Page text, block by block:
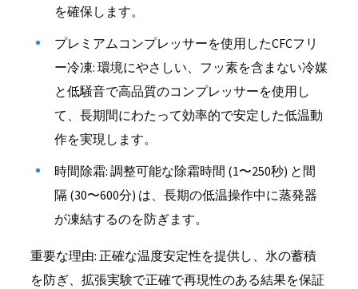
を確保します。
プレミアムコンプレッサーを使用したCFCフリ
ー冷凍: 環境にやさしい、フッ素を含まない冷媒
と低騒音で高品質のコンプレッサーを使用し
て、長期間にわたって効率的で安定した低温動
作を実現します。
時間除霜: 調整可能な除霜時間 (1〜250秒) と間
隔 (30〜600分) は、長期の低温操作中に蒸発器
が凍結するのを防ぎます。
重要な理由: 正確な温度安定性を提供し、氷の蓄積
を防ぎ、拡張実験で正確で再現性のある結果を保証